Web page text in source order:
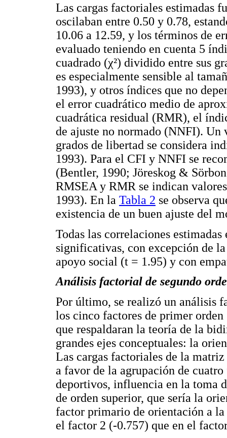
Las cargas factoriales estimadas
oscilaban entre 0.50 y 0.78,
10.06 a 12.59, y los términos de
evaluado teniendo en cuenta 5
cuadrado (χ²) dividido entre sus
es especialmente sensible al
1993), y otros índices que no
el error cuadrático medio de
cuadrática residual (RMR), el
de ajuste no normado (NNFI). Un
grados de libertad se considera
1993). Para el CFI y NNFI se
(Bentler, 1990; Jöreskog &
RMSEA y RMR se indican
1993). En la Tabla 2 se observa
existencia de un buen ajuste del
Todas las correlaciones estimadas
significativas, con excepción de
apoyo social (t = 1.95) y con
Análisis factorial de segundo
Por último, se realizó un análisis
los cinco factores de primer orden
que respaldaran la teoría de la
grandes ejes conceptuales: la
Las cargas factoriales de la
a favor de la agrupación de
deportivos, influencia en la toma
de orden superior, que sería la
factor primario de orientación a
el factor 2 (-0.757) que en el